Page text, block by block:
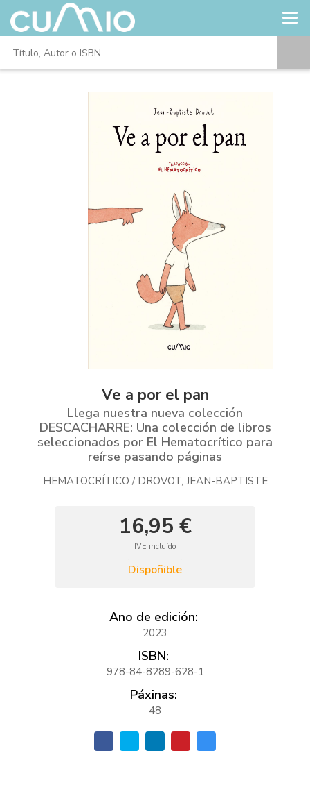
Ve a por el pan
Llega nuestra nueva colección
DESCACHARRE: Una colección de libros
seleccionados por El Hematocrítico para
reírse pasando páginas
HEMATOCRÍTICO / DROVOT, JEAN-BAPTISTE
16,95 €
IVE incluído
Dispoñible
Ano de edición:
2023
ISBN:
978-84-8289-628-1
Páxinas:
48